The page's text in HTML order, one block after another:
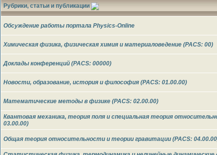
Рубрики, статьи и публикации
Обсуждение работы портала Physics-Online
Химическая физика, физическая химия и материаловедение (PACS: 00)
Доклады конференций (PACS: 00000)
Новости, образование, история и философия (PACS: 01.00.00)
Математические методы в физике (PACS: 02.00.00)
Квантовая механика, теория поля и специальная теория
03.00.00)
Общая теория относительности и теории гравитации (PACS: